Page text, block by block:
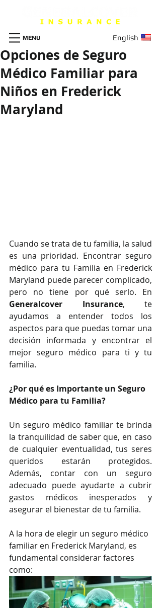
English
MENU
Opciones de Seguro
Médico Familiar para
Niños en Frederick
Maryland
Cuando se trata de tu familia, la salud
es una prioridad. Encontrar seguro
médico para tu Familia en Frederick
Maryland puede parecer complicado,
Generalcover Insurance, te
ayudamos a entender todos los
aspectos para que puedas tomar una
decisión informada y encontrar el
mejor seguro médico para ti y tu
familia.
¿Por qué es Importante un Seguro
Médico para tu Familia?
Un seguro médico familiar te brinda
la tranquilidad de saber que, en caso
de cualquier eventualidad, tus seres
queridos estarán protegidos.
Además, contar con un seguro
adecuado puede ayudarte a cubrir
gastos médicos inesperados y
asegurar el bienestar de tu familia.
A la hora de elegir un seguro médico
familiar en Frederick Maryland, es
fundamental considerar factores
como: